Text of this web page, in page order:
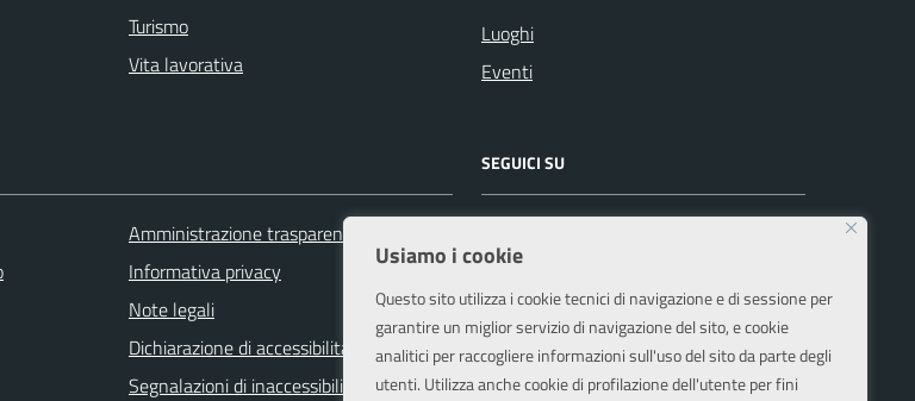
Usiamo i cookie
Questo sito utilizza i cookie tecnici di navigazione e di sessione per
garantire un miglior servizio di navigazione del sito, e cookie
analitici per raccogliere informazioni sull'uso del sito da parte degli
utenti. Utilizza anche cookie di profilazione dell'utente per fini
Turismo
Vita lavorativa
Luoghi
Eventi
Amministrazione trasparente
Informativa privacy
Note legali
Dichiarazione di accessibilità
Segnalazioni di inaccessibilità
SEGUICI SU